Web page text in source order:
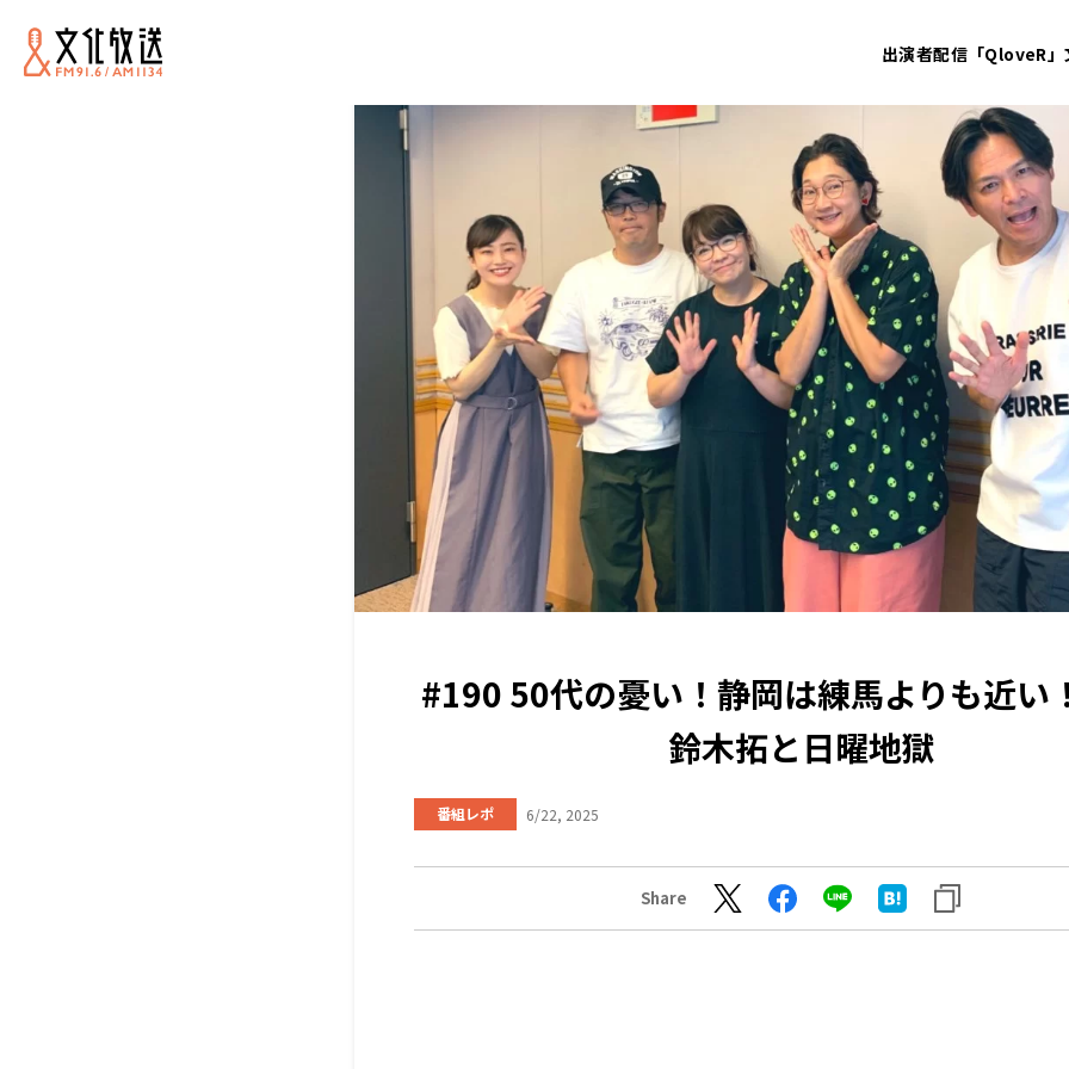
出演者配信「QloveR」
#190 50代の憂い！静岡は練馬よりも近い
鈴木拓と日曜地獄
番組レポ 6/22, 2025
Share